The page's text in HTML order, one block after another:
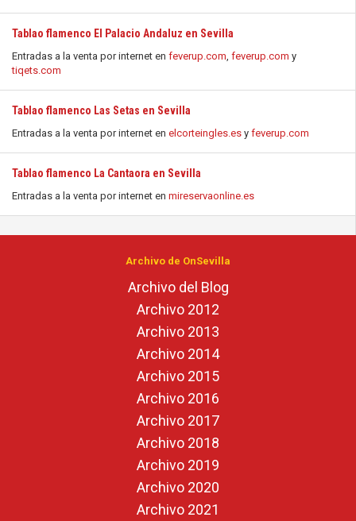
Tablao flamenco El Palacio Andaluz en Sevilla
Entradas a la venta por internet en feverup.com, feverup.com y
tiqets.com
Tablao flamenco Las Setas en Sevilla
Entradas a la venta por internet en elcorteingles.es y feverup.com
Tablao flamenco La Cantaora en Sevilla
Entradas a la venta por internet en mireservaonline.es
Archivo de OnSevilla
Archivo del Blog
Archivo 2012
Archivo 2013
Archivo 2014
Archivo 2015
Archivo 2016
Archivo 2017
Archivo 2018
Archivo 2019
Archivo 2020
Archivo 2021